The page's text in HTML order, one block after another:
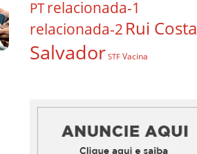
PTrelacionada-1
relacionada-2 Rui Costa
Salvador STF Vacina